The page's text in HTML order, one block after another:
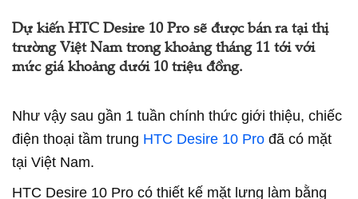
Dự kiến HTC Desire 10 Pro sẽ được bán ra tại thị
trường Việt Nam trong khoảng tháng 11 tới với
mức giá khoảng dưới 10 triệu đồng.
Như vậy sau gần 1 tuần chính thức giới thiệu, chiếc
điện thoại tầm trung HTC Desire 10 Pro đã có mặt
tại Việt Nam.
HTC Desire 10 Pro có thiết kế mặt lưng làm bằng